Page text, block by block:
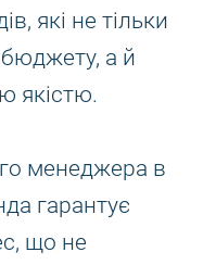
які не тільки
а й
якістю.
менеджера в
гарантує
що не